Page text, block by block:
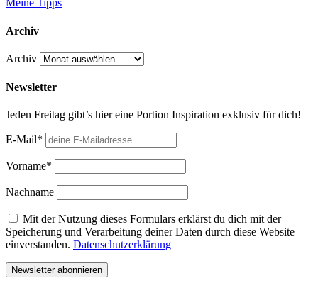
Meine Tipps
Archiv
Archiv
Newsletter
Jeden Freitag gibt’s hier eine Portion Inspiration exklusiv für dich!
E-Mail*
Vorname*
Nachname
Mit der Nutzung dieses Formulars erklärst du dich mit der
Speicherung und Verarbeitung deiner Daten durch diese Website
einverstanden. Datenschutzerklärung